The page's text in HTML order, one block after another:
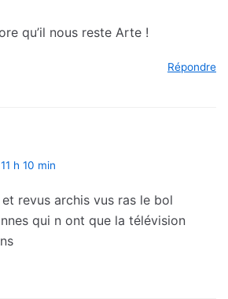
qu’il nous reste Arte !
Répondre
h 10 min
revus archis vus ras le bol
qui n ont que la télévision